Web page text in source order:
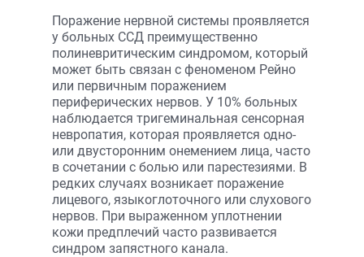
Поражение нервной системы проявляется
у больных ССД преимущественно
полиневритическим синдромом, который
может быть связан с феноменом Рейно
или первичным поражением
периферических нервов. У 10% больных
наблюдается тригеминальная сенсорная
невропатия, которая проявляется одно-
или двусторонним онемением лица, часто
в сочетании с болью или парестезиями. В
редких случаях возникает поражение
лицевого, языкоглоточного или слухового
нервов. При выраженном уплотнении
кожи предплечий часто развивается
синдром запястного канала.